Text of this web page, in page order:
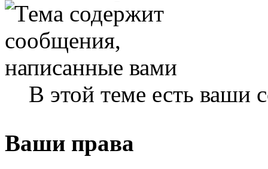
В этой теме есть ваши
Ваши права